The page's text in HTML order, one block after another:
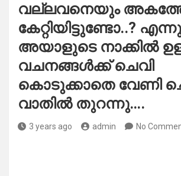
വല്ലവനെയും
കേറ്റിയിട്ടുണ്ടോ..?
അയാളുടെ നാക്കിൽ
വചനങ്ങൾക്ക് ചെവി
കൊടുക്കാതെ വേണി
വാതിൽ തുറന്നു….
3 years ago admin No